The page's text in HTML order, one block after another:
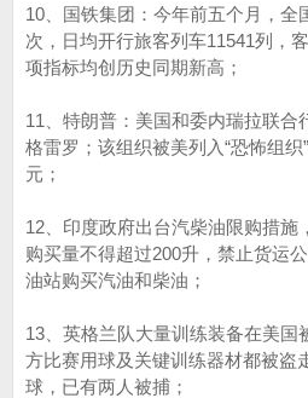
10、国铁集团：今年前五个月，全
次，日均开行旅客列车11541列，
项指标均创历史同期新高；
11、特朗普：美国和委内瑞拉联合
格雷罗；该组织被美列入“恐怖组
元；
12、印度政府出台汽柴油限购措施
购买量不得超过200升，禁止货运
油站购买汽油和柴油；
13、英格兰队大量训练装备在美国
方比赛用球及关键训练器材都被盗
球，已有两人被捕；